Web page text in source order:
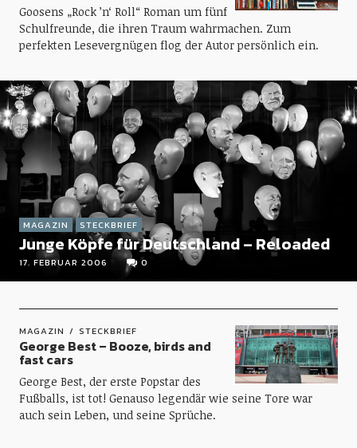
Goosens „Rock ’n‘ Roll“ Roman um fünf
Schulfreunde, die ihren Traum wahrmachen. Zum
perfekten Lesevergnügen flog der Autor persönlich ein.
17. FEBRUAR 2006 0
MAGAZIN STECKBRIEF
Junge Köpfe für Deutschland – Reloaded
MAGAZIN STECKBRIEF
George Best – Booze, birds and
fast cars
George Best, der erste Popstar des
Fußballs, ist tot! Genauso legendär wie seine Tore war
auch sein Leben, und seine Sprüche.